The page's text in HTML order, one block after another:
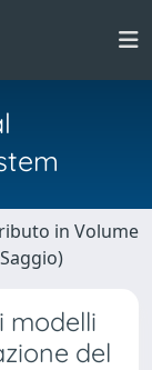
in Volume
modelli
del